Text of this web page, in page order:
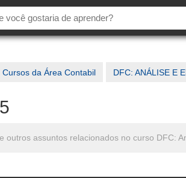
Cursos da Área Contabil DFC: ANÁLISE E
outros assuntos relacionados no curso DFC: